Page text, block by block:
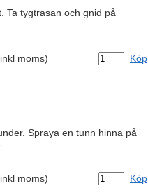
Ta tygtrasan och gnid på
moms) Köp
Spraya en tunn hinna på
moms) Köp